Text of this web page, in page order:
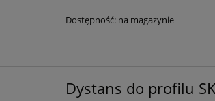
Dostępność: na magazynie
Dystans do profilu